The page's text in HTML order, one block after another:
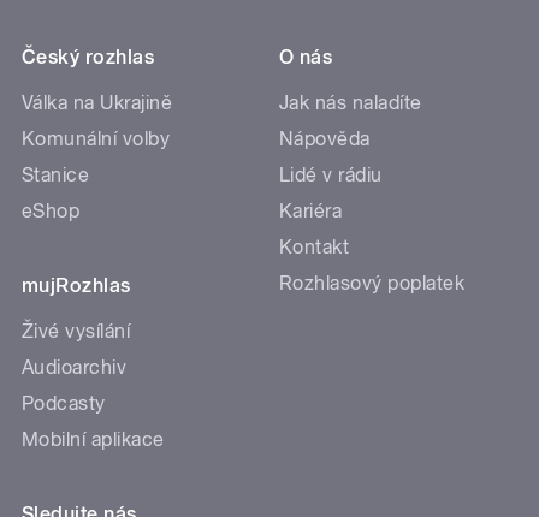
Český rozhlas
Válka na Ukrajině
Komunální volby
Stanice
eShop
mujRozhlas
Živé vysílání
Audioarchiv
Podcasty
Mobilní aplikace
O nás
Jak nás naladíte
Nápověda
Lidé v rádiu
Kariéra
Kontakt
Rozhlasový poplatek